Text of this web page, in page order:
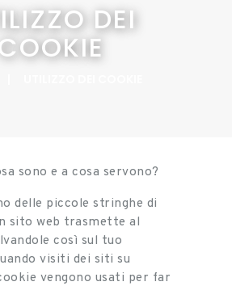
DEI
sono e a cosa servono?
delle piccole stringhe di
sito web trasmette al
così sul tuo
visiti dei siti su
vengono usati per far